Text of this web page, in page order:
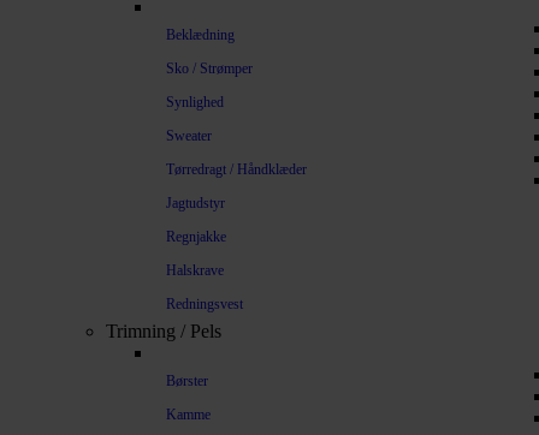
Beklædning
Sko / Strømper
Synlighed
Sweater
Tørredragt / Håndklæder
Jagtudstyr
Regnjakke
Halskrave
Redningsvest
Trimning / Pels
Børster
Kamme